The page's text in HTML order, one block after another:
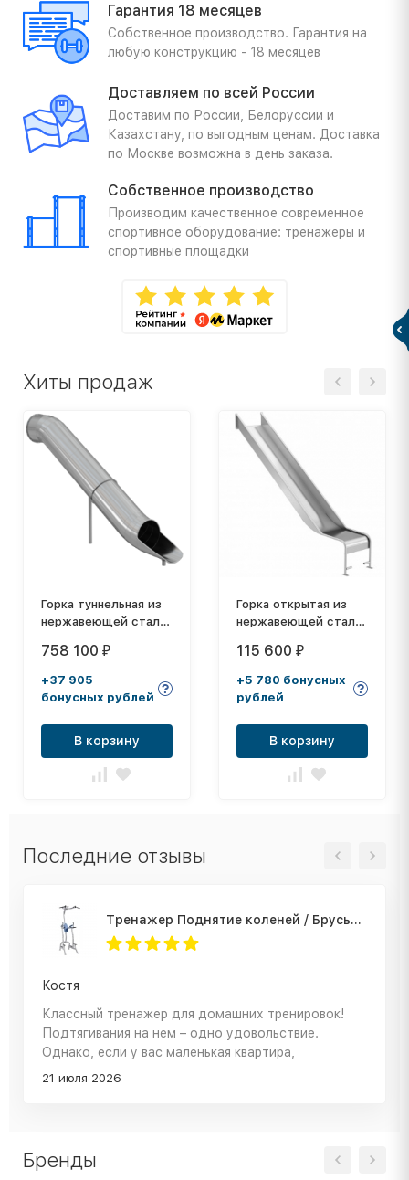
Гарантия 18 месяцев
Собственное производство. Гарантия на
любую конструкцию - 18 месяцев
Доставляем по всей России
Доставим по России, Белоруссии и
Казахстану, по выгодным ценам. Доставка
по Москве возможна в день заказа.
Собственное производство
Производим качественное современное
спортивное оборудование: тренажеры и
спортивные площадки
Хиты продаж
Горка туннельная из
нержавеющей стали
2500 мм, цвет
нержавеющая сталь
– STP19-2500-765
758 100 ₽
+37 905
бонусных рублей
В корзину
Горка открытая из
нержавеющей стали
1500 мм, цвет
нержавеющая сталь
– ГПО1500НКГ
115 600 ₽
+5 780 бонусных
рублей
В корзину
Последние отзывы
Тренажер Поднятие коленей / Брусья / Турник Hoist CF-3962
Костя
Классный тренажер для домашних тренировок!
Подтягивания на нем – одно удовольствие.
Однако, если у вас маленькая квартира,
подумайте заранее о месте, так как он довольно
21 июля 2026
Бренды